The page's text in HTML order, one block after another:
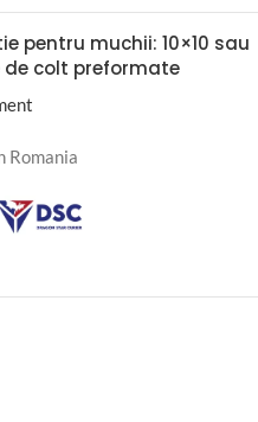
pentru muchii: 10×10 sau
de colt preformate
Romania